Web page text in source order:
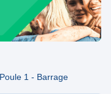
1 - Barrage